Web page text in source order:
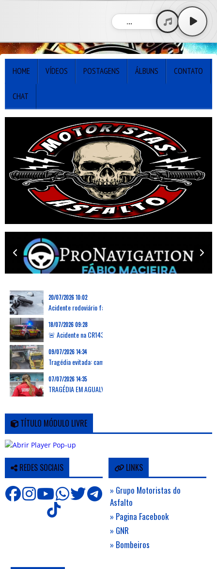
...
HOME VÍDEOS POSTAGENS ÁLBUNS CONTATO
CHAT
20/07/2026 10:02
18/07/2026 09:28
09/07/2026 14:34
07/07/2026 14:35
TÍTULO MÓDULO LIVRE
REDES SOCIAIS LINKS
» Grupo Motoristas do
Asfalto
» Pagina Facebook
» GNR
» Bombeiros